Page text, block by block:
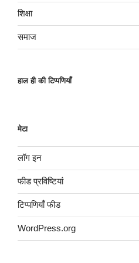
शिक्षा
समाज
हाल ही की टिप्पणियाँ
मेटा
लॉग इन
फीड प्रविष्टियां
टिप्पणियाँ फीड
WordPress.org